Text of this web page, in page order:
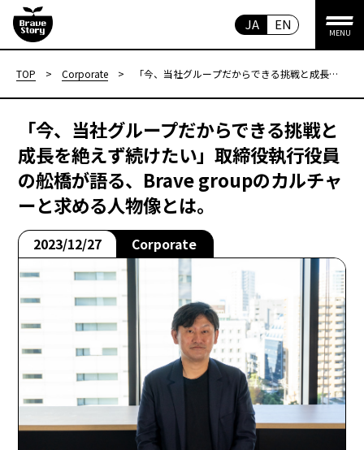
EN
JA
MENU
TOP > Corporate >
「今、当社グループだからできる挑戦と成長
語る、Brave groupのカルチャーと求める人物
「今、当社グループだからできる挑戦と
成長を絶えず続けたい」取締役執行役員
の舩橋が語る、Brave groupのカルチャ
ーと求める人物像とは。
2023/12/27 Corporate